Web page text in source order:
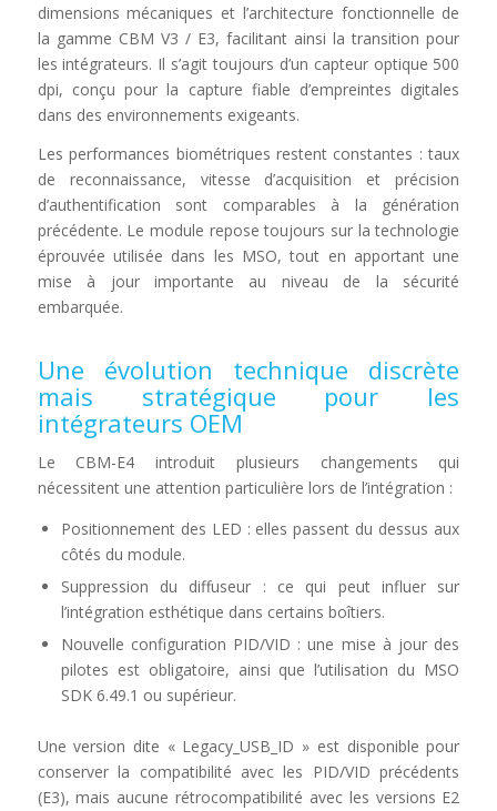
dimensions mécaniques et l’architecture fonctionnelle de
la gamme CBM V3 / E3, facilitant ainsi la transition pour
les intégrateurs. Il s’agit toujours d’un capteur optique 500
dpi, conçu pour la capture fiable d’empreintes digitales
dans des environnements exigeants.
Les performances biométriques restent constantes : taux
de reconnaissance, vitesse d’acquisition et précision
d’authentification sont comparables à la génération
précédente. Le module repose toujours sur la technologie
éprouvée utilisée dans les MSO, tout en apportant une
mise à jour importante au niveau de la sécurité
embarquée.
Une évolution technique discrète
mais stratégique pour les
intégrateurs OEM
Le CBM-E4 introduit plusieurs changements qui
nécessitent une attention particulière lors de l’intégration :
Positionnement des LED : elles passent du dessus aux
côtés du module.
Suppression du diffuseur : ce qui peut influer sur
l’intégration esthétique dans certains boîtiers.
Nouvelle configuration PID/VID : une mise à jour des
pilotes est obligatoire, ainsi que l’utilisation du MSO
SDK 6.49.1 ou supérieur.
Une version dite « Legacy_USB_ID » est disponible pour
conserver la compatibilité avec les PID/VID précédents
(E3), mais aucune rétrocompatibilité avec les versions E2